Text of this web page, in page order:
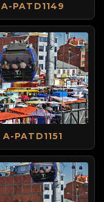
A-PATD1149
A-PATD1151